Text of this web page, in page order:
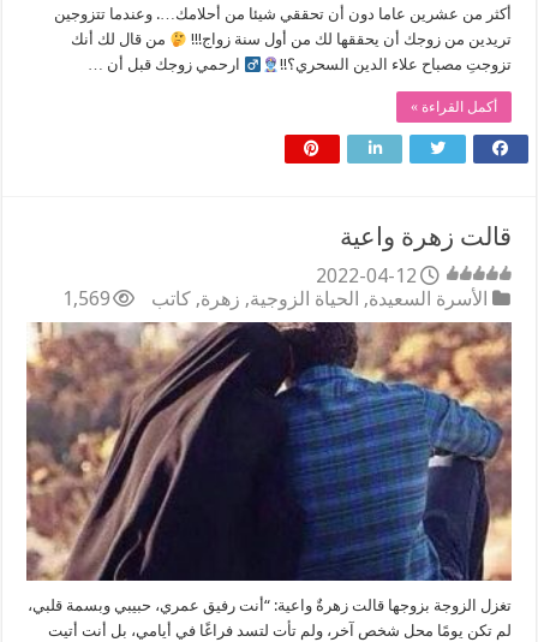
أكثر من عشرين عاما دون أن تحققي شيئا من أحلامك…. وعندما تتزوجين
تريدين من زوجك أن يحققها لك من أول سنة زواج!!!
من قال لك أنك
تزوجتِ مصباح علاء الدين السحري؟!!
ارحمي زوجك قبل أن …
أكمل القراءة »
قالت زهرة واعية
2022-04-12
الأسرة السعيدة, الحياة الزوجية, زهرة, كاتب 1,569
تغزل الزوجة بزوجها قالت زهرةٌ واعية: “أنت رفيق عمري، حبيبي وبسمة قلبي،
لم تكن يومًا محل شخص آخر، ولم تأت لتسد فراغًا في أيامي، بل أنت أتيت